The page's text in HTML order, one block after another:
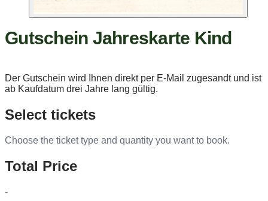
Gutschein Jahreskarte Kind
Der Gutschein wird Ihnen direkt per E-Mail zugesandt und ist
ab Kaufdatum drei Jahre lang gültig.
Select tickets
Choose the ticket type and quantity you want to book.
Total Price
-